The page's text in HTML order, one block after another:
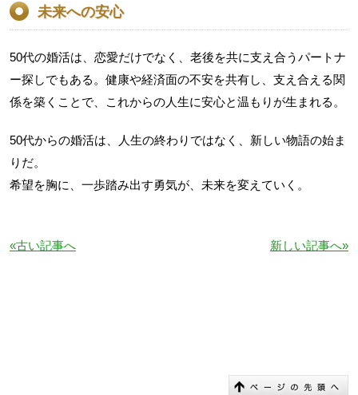
未来への安心
50代の婚活は、恋愛だけでなく、老後を共に支え合うパートナ
ー探しでもある。健康や経済面の不安を共有し、支え合える関
係を築くことで、これからの人生に安心と温もりが生まれる。
50代からの婚活は、人生の終わりではなく、新しい物語の始ま
りだ。
希望を胸に、一歩踏み出す勇気が、未来を変えていく。
«古い記事へ 新しい記事へ»